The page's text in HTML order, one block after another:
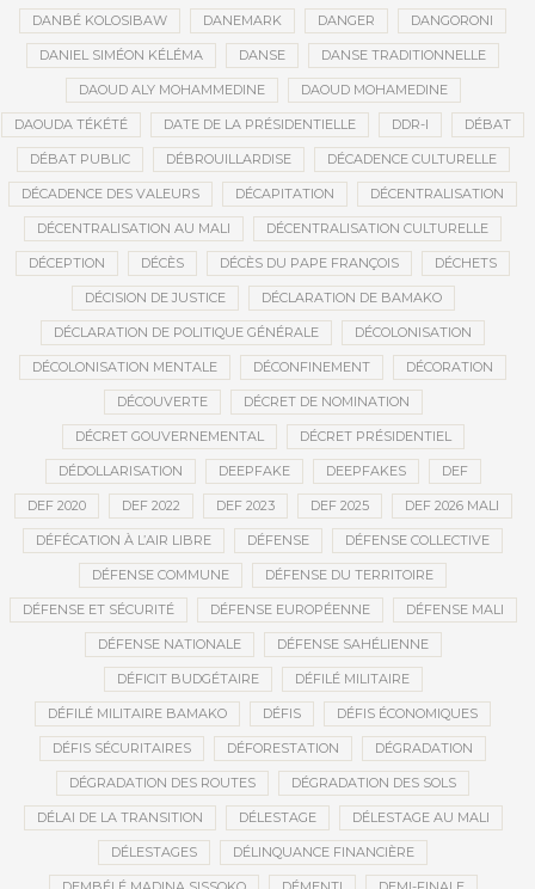
DANBÉ KOLOSIBAW DANEMARK DANGER DANGORONI
DANIEL SIMÉON KÉLÉMA DANSE DANSE TRADITIONNELLE
DAOUD ALY MOHAMMEDINE DAOUD MOHAMEDINE
DAOUDA TÉKÉTÉ DATE DE LA PRÉSIDENTIELLE DDR-I DÉBAT
DÉBAT PUBLIC DÉBROUILLARDISE DÉCADENCE CULTURELLE
DÉCADENCE DES VALEURS DÉCAPITATION DÉCENTRALISATION
DÉCENTRALISATION AU MALI DÉCENTRALISATION CULTURELLE
DÉCEPTION DÉCÈS DÉCÈS DU PAPE FRANÇOIS DÉCHETS
DÉCISION DE JUSTICE DÉCLARATION DE BAMAKO
DÉCLARATION DE POLITIQUE GÉNÉRALE DÉCOLONISATION
DÉCOLONISATION MENTALE DÉCONFINEMENT DÉCORATION
DÉCOUVERTE DÉCRET DE NOMINATION
DÉCRET GOUVERNEMENTAL DÉCRET PRÉSIDENTIEL
DÉDOLLARISATION DEEPFAKE DEEPFAKES DEF
DEF 2020 DEF 2022 DEF 2023 DEF 2025 DEF 2026 MALI
DÉFÉCATION À L’AIR LIBRE DÉFENSE DÉFENSE COLLECTIVE
DÉFENSE COMMUNE DÉFENSE DU TERRITOIRE
DÉFENSE ET SÉCURITÉ DÉFENSE EUROPÉENNE DÉFENSE MALI
DÉFENSE NATIONALE DÉFENSE SAHÉLIENNE
DÉFICIT BUDGÉTAIRE DÉFILÉ MILITAIRE
DÉFILÉ MILITAIRE BAMAKO DÉFIS DÉFIS ÉCONOMIQUES
DÉFIS SÉCURITAIRES DÉFORESTATION DÉGRADATION
DÉGRADATION DES ROUTES DÉGRADATION DES SOLS
DÉLAI DE LA TRANSITION DÉLESTAGE DÉLESTAGE AU MALI
DÉLESTAGES DÉLINQUANCE FINANCIÈRE